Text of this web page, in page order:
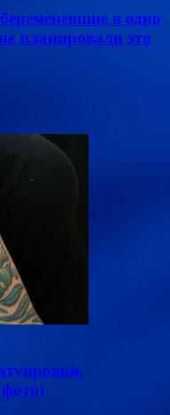
в одно
планировали это